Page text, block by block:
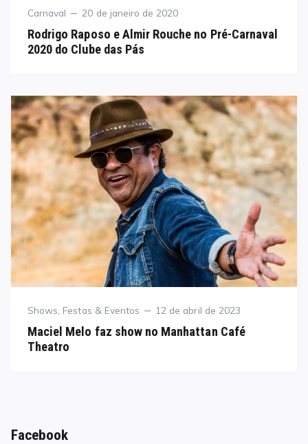
Category
Carnaval
Posted
20 de janeiro de 2020
Rodrigo Raposo e Almir Rouche no Pré-Carnaval
2020 do Clube das Pás
Category
Shows, Festas & Eventos
Posted
12 de abril de 2023
Maciel Melo faz show no Manhattan Café
Theatro
Facebook